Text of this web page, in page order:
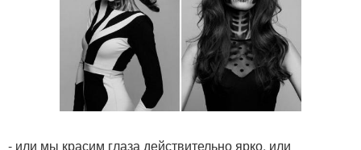
- или мы красим глаза действительно ярко, или